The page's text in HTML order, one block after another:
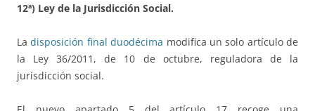
12ª) Ley de la Jurisdicción Social.
Ladisposición final duodécima modifica un solo artículo de
la Ley 36/2011, de 10 de octubre, reguladora de la
jurisdicción social.